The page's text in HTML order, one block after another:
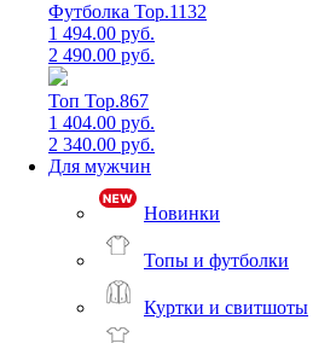
Футболка Top.1132
1 494.00 руб.
2 490.00 руб.
Топ Top.867
1 404.00 руб.
2 340.00 руб.
Для мужчин
Новинки
Топы и футболки
Куртки и свитшоты